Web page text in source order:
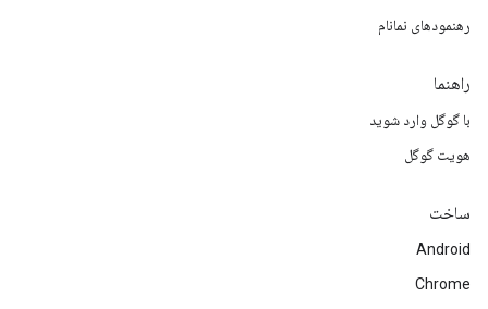
رهنمودهای نمانام
راهنما
با گوگل وارد شوید
هویت گوگل
ساخت
Android
Chrome